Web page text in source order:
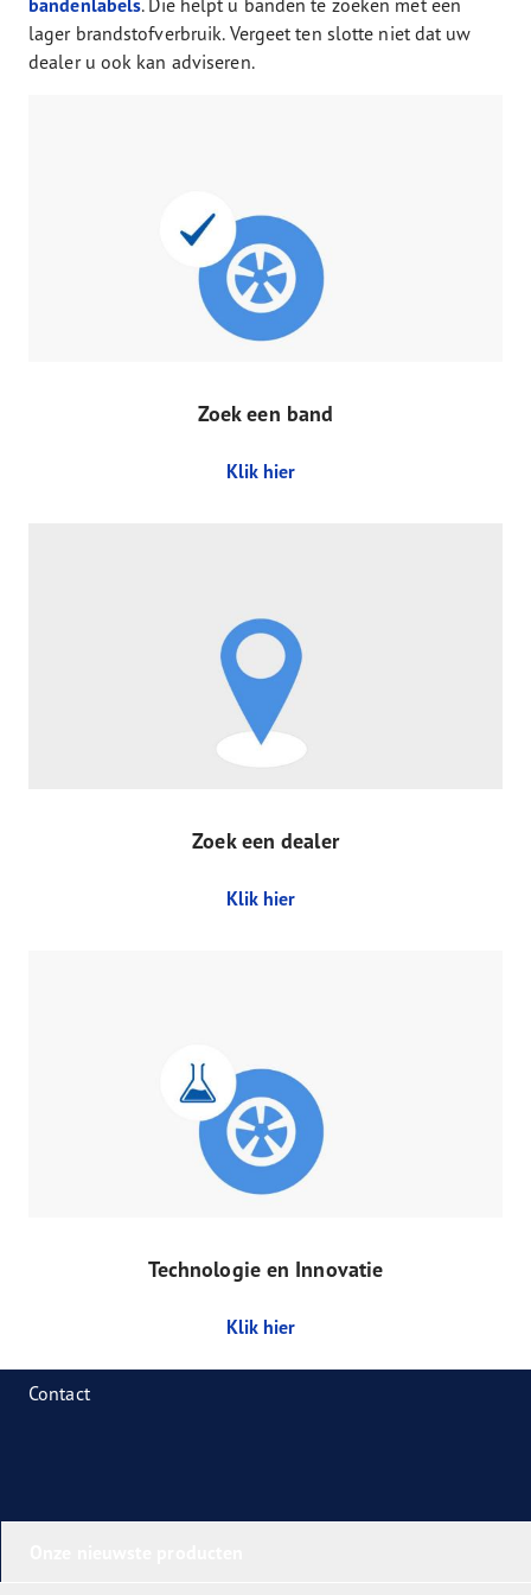
bandenlabels. Die helpt u banden te zoeken met een
lager brandstofverbruik. Vergeet ten slotte niet dat uw
dealer u ook kan adviseren.
Zoek een band
Klik hier
Zoek een dealer
Klik hier
Technologie en Innovatie
Klik hier
Contact